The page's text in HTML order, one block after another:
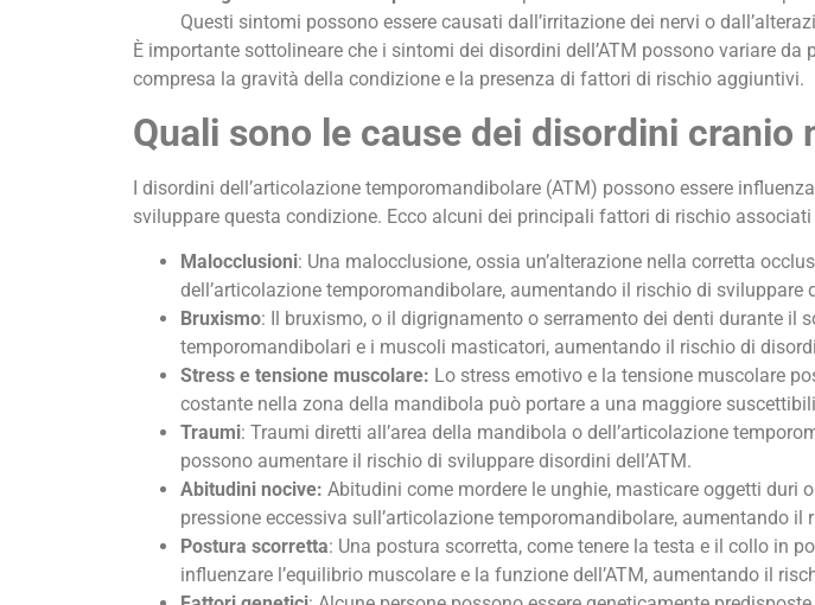
Questi sintomi possono essere causati dall’irritazione dei nervi o
È importante sottolineare che i sintomi dei disordini dell’ATM possono variare
compresa la gravità della condizione e la presenza di fattori di rischio aggiuntivi.
Quali sono le cause dei disordini cranio
I disordini dell’articolazione temporomandibolare (ATM) possono essere
sviluppare questa condizione. Ecco alcuni dei principali fattori di rischio associati
Malocclusioni: Una malocclusione, ossia un’alterazione nella corretta
dell’articolazione temporomandibolare, aumentando il rischio di sviluppare
Bruxismo: Il bruxismo, o il digrignamento o serramento dei denti durante il
temporomandibolari e i muscoli masticatori, aumentando il rischio di
Stress e tensione muscolare: Lo stress emotivo e la tensione muscolare
costante nella zona della mandibola può portare a una maggiore
Traumi: Traumi diretti all’area della mandibola o dell’articolazione
possono aumentare il rischio di sviluppare disordini dell’ATM.
Abitudini nocive: Abitudini come mordere le unghie, masticare oggetti duri
pressione eccessiva sull’articolazione temporomandibolare, aumentando il
Postura scorretta: Una postura scorretta, come tenere la testa e il collo in
influenzare l’equilibrio muscolare e la funzione dell’ATM, aumentando il